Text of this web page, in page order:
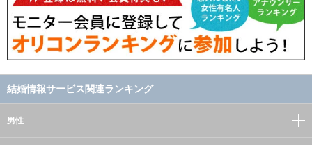
結婚情報サービス関連ランキング
男性